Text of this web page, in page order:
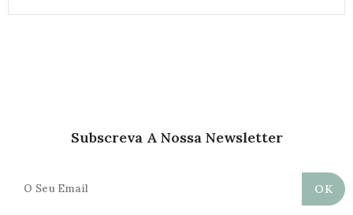
Subscreva A Nossa Newsletter